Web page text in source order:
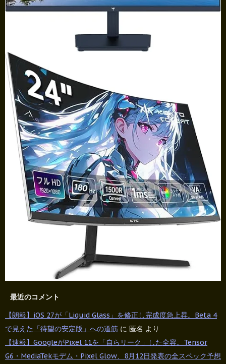
最近のコメント
【朗報】iOS 27が「Liquid Glass」を修正し完成度急上昇。Beta 4
で見えた「待望の安定版」への道筋 に 匿名 より
【速報】GoogleがPixel 11を「自らリーク」した全容。Tensor
G6・MediaTekモデム・Pixel Glow、8月12日発表の全スペック予想